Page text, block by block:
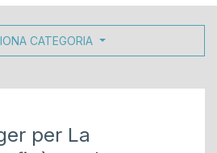
CATEGORIA
per La